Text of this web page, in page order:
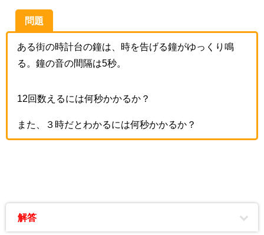
問題
ある街の時計台の鐘は、時を告げる鐘がゆっくり鳴
る。鐘の音の間隔は5秒。
12回数えるには何秒かかるか？
また、３時だとわかるには何秒かかるか？
解答